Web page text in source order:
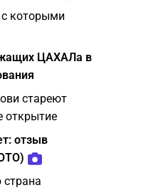
с которыми
ЦАХАЛа в
стареют
открытие
отзыв